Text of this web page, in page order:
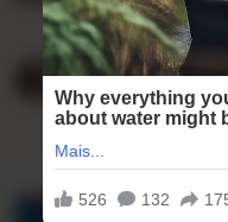
Mariana Souza
21/10/2025